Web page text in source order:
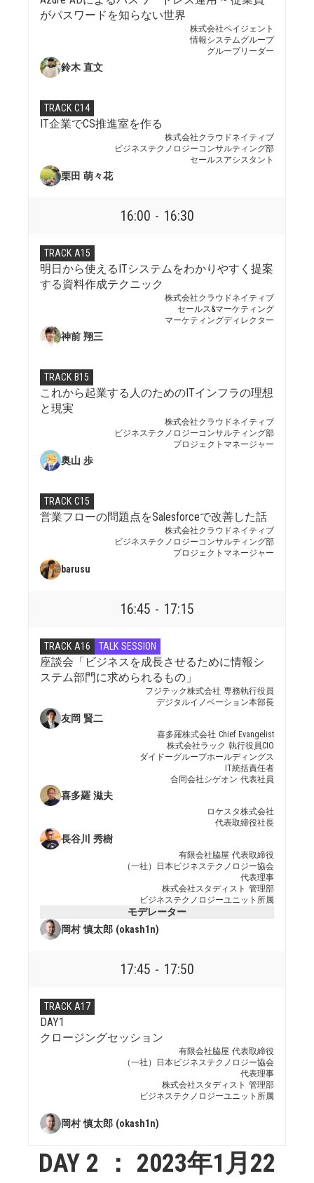
DAY 2 ： 2023年1月22
がパスワードを知らない世界
株式会社ペイジェント
情報システムグループ
グループリーダー
鈴木 直文
TRACK C14
IT企業でCS推進室を作る
株式会社クラウドネイティブ
ビジネステクノロジーコンサルティング部
セールスアシスタント
栗田 萌々花
16:00 - 16:30
TRACK A15
明日から使えるITシステムをわかりやすく提案
する資料作成テクニック
株式会社クラウドネイティブ
セールス&マーケティング
マーケティングディレクター
神前 翔三
TRACK B15
これから起業する人のためのITインフラの理想
と現実
株式会社クラウドネイティブ
ビジネステクノロジーコンサルティング部
プロジェクトマネージャー
奥山 歩
TRACK C15
営業フローの問題点をSalesforceで改善した話
株式会社クラウドネイティブ
ビジネステクノロジーコンサルティング部
プロジェクトマネージャー
barusu
16:45 - 17:15
TRACK A16 TALK SESSION
座談会「ビジネスを成長させるために情報シ
ステム部門に求められるもの」
フジテック株式会社 専務執行役員
デジタルイノベーション本部長
友岡 賢二
喜多羅株式会社 Chief Evangelist
株式会社ラック 執行役員CIO
ダイドーグループホールディングス
IT統括責任者
合同会社シゲオン 代表社員
喜多羅 滋夫
ロケスタ株式会社
代表取締役社長
長谷川 秀樹
有限会社脇屋 代表取締役
（一社）日本ビジネステクノロジー協会
代表理事
株式会社スタディスト 管理部
ビジネステクノロジーユニット所属
モデレーター
岡村 慎太郎 (okash1n)
17:45 - 17:50
TRACK A17
DAY1
クロージングセッション
有限会社脇屋 代表取締役
（一社）日本ビジネステクノロジー協会
代表理事
株式会社スタディスト 管理部
ビジネステクノロジーユニット所属
岡村 慎太郎 (okash1n)